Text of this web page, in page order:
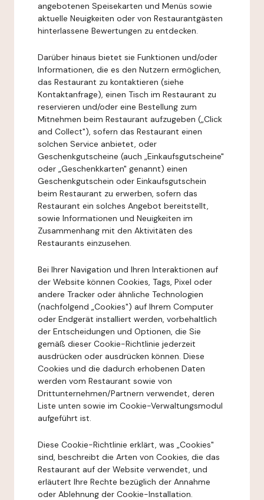
angebotenen Speisekarten und Menüs sowie
aktuelle Neuigkeiten oder von Restaurantgästen
hinterlassene Bewertungen zu entdecken.
Darüber hinaus bietet sie Funktionen und/oder
Informationen, die es den Nutzern ermöglichen,
das Restaurant zu kontaktieren (siehe
Kontaktanfrage), einen Tisch im Restaurant zu
reservieren und/oder eine Bestellung zum
Mitnehmen beim Restaurant aufzugeben („Click
and Collect"), sofern das Restaurant einen
solchen Service anbietet, oder
Geschenkgutscheine (auch „Einkaufsgutscheine"
oder „Geschenkkarten" genannt) einen
Geschenkgutschein oder Einkaufsgutschein
beim Restaurant zu erwerben, sofern das
Restaurant ein solches Angebot bereitstellt,
sowie Informationen und Neuigkeiten im
Zusammenhang mit den Aktivitäten des
Restaurants einzusehen.
Bei Ihrer Navigation und Ihren Interaktionen auf
der Website können Cookies, Tags, Pixel oder
andere Tracker oder ähnliche Technologien
(nachfolgend „Cookies") auf Ihrem Computer
oder Endgerät installiert werden, vorbehaltlich
der Entscheidungen und Optionen, die Sie
gemäß dieser Cookie-Richtlinie jederzeit
ausdrücken oder ausdrücken können. Diese
Cookies und die dadurch erhobenen Daten
werden vom Restaurant sowie von
Drittunternehmen/Partnern verwendet, deren
Liste unten sowie im Cookie-Verwaltungsmodul
aufgeführt ist.
Diese Cookie-Richtlinie erklärt, was „Cookies"
sind, beschreibt die Arten von Cookies, die das
Restaurant auf der Website verwendet, und
erläutert Ihre Rechte bezüglich der Annahme
oder Ablehnung der Cookie-Installation.